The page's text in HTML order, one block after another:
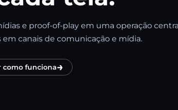
e proof-of-play em uma operação
canais de comunicação e mídia.
como funciona→